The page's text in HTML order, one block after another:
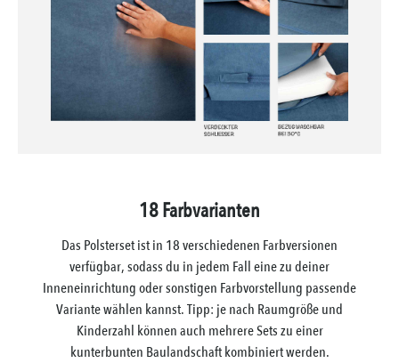
18 Farbvarianten
Das Polsterset ist in 18 verschiedenen Farbversionen
verfügbar, sodass du in jedem Fall eine zu deiner
Inneneinrichtung oder sonstigen Farbvorstellung passende
Variante wählen kannst. Tipp: je nach Raumgröße und
Kinderzahl können auch mehrere Sets zu einer
kunterbunten Baulandschaft kombiniert werden.